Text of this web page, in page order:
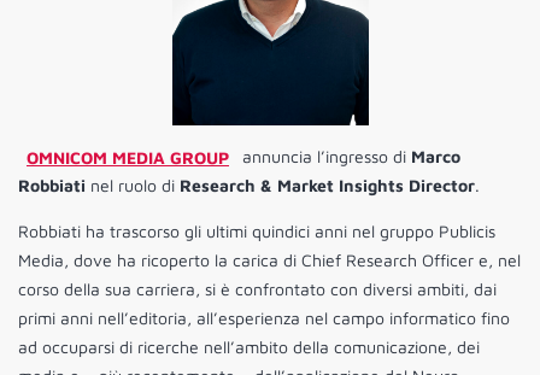
OMNICOM MEDIA GROUP annuncia l’ingresso di Marco
Robbiati nel ruolo di Research & Market Insights Director.
Robbiati ha trascorso gli ultimi quindici anni nel gruppo Publicis
Media, dove ha ricoperto la carica di Chief Research Officer e, nel
corso della sua carriera, si è confrontato con diversi ambiti, dai
primi anni nell’editoria, all’esperienza nel campo informatico fino
ad occuparsi di ricerche nell’ambito della comunicazione, dei